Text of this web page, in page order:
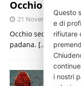
Occhio secco
21 Novembre 2019
Occhio secco
padana. […]
vista
Questo
e di
rifiutare
i nostri